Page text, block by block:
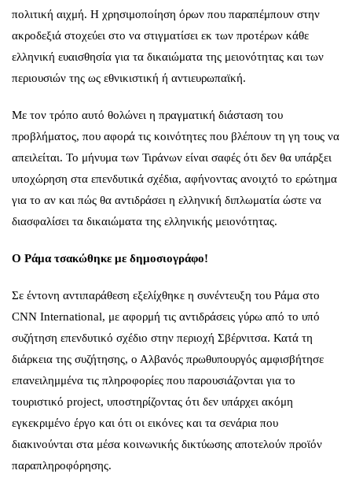
πολιτική αιχμή. Η χρησιμοποίηση όρων που παραπέμπουν στην
ακροδεξιά στοχεύει στο να στιγματίσει εκ των προτέρων κάθε
ελληνική ευαισθησία για τα δικαιώματα της μειονότητας και των
περιουσιών της ως εθνικιστική ή αντιευρωπαϊκή.
Με τον τρόπο αυτό θολώνει η πραγματική διάσταση του
προβλήματος, που αφορά τις κοινότητες που βλέπουν τη γη τους να
απειλείται. Το μήνυμα των Τιράνων είναι σαφές ότι δεν θα υπάρξει
υποχώρηση στα επενδυτικά σχέδια, αφήνοντας ανοιχτό το ερώτημα
για το αν και πώς θα αντιδράσει η ελληνική διπλωματία ώστε να
διασφαλίσει τα δικαιώματα της ελληνικής μειονότητας.
Ο Ράμα τσακώθηκε με δημοσιoγράφο!
Σε έντονη αντιπαράθεση εξελίχθηκε η συνέντευξη του Ράμα στο
CNN International, με αφορμή τις αντιδράσεις γύρω από το υπό
συζήτηση επενδυτικό σχέδιο στην περιοχή Σβέρνιτσα. Κατά τη
διάρκεια της συζήτησης, ο Αλβανός πρωθυπουργός αμφισβήτησε
επανειλημμένα τις πληροφορίες που παρουσιάζονται για το
τουριστικό project, υποστηρίζοντας ότι δεν υπάρχει ακόμη
εγκεκριμένο έργο και ότι οι εικόνες και τα σενάρια που
διακινούνται στα μέσα κοινωνικής δικτύωσης αποτελούν προϊόν
παραπληροφόρησης.